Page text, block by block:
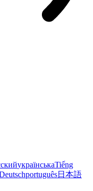
українськаTiếng
português日本語